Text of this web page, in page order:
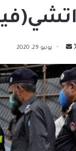
تابع
X
أرسل
إلكترونيا
يونيو 29, 2020